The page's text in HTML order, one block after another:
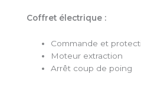
Coffret électrique :
Commande et
Moteur extraction
Arrêt coup de poing